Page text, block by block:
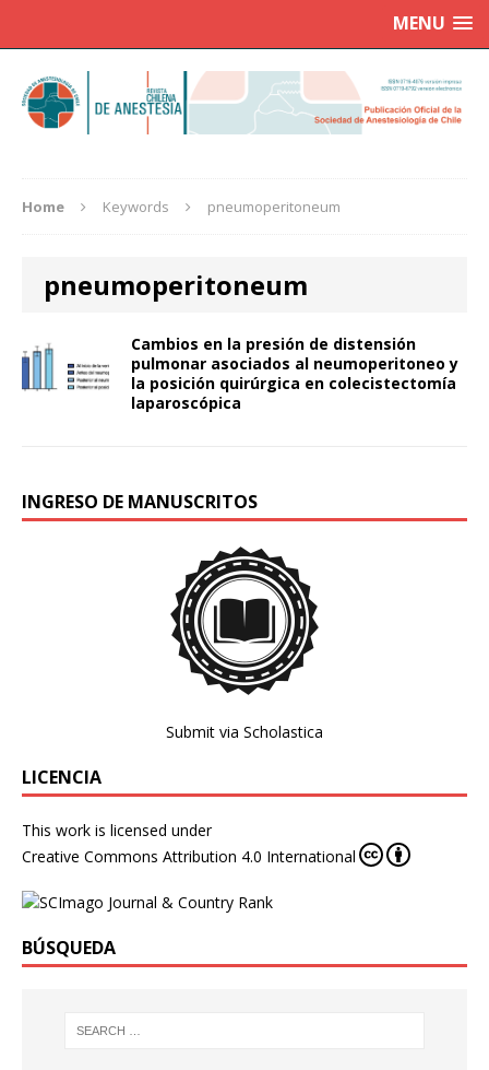
MENU
Home Keywords pneumoperitoneum
pneumoperitoneum
Cambios en la presión de distensión
pulmonar asociados al neumoperitoneo y
la posición quirúrgica en colecistectomía
laparoscópica
INGRESO DE MANUSCRITOS
Submit via Scholastica
LICENCIA
This work is licensed under
Creative Commons Attribution 4.0 International
BÚSQUEDA